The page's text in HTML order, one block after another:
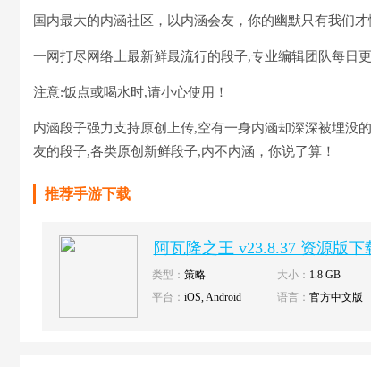
国内最大的内涵社区，以内涵会友，你的幽默只有我们才
一网打尽网络上最新鲜最流行的段子,专业编辑团队每日更
注意:饭点或喝水时,请小心使用！
内涵段子强力支持原创上传,空有一身内涵却深深被埋没
友的段子,各类原创新鲜段子,内不内涵，你说了算！
推荐手游下载
阿瓦隆之王 v23.8.37 资源版下
类型： 策略 大小： 1.8 GB
平台： iOS, Android 语言： 官方中文版